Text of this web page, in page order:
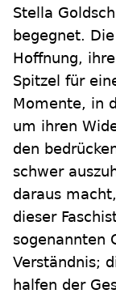
Stella
begegnet.
Hoffnung,
Spitzel für
Momente, in
um ihren
den
schwer
daraus
dieser
sogenannten
Verständnis;
halfen der